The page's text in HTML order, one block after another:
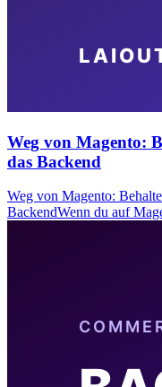
Weg von Magento:
das Backend
Weg von Magento:
BackendWenn du auf